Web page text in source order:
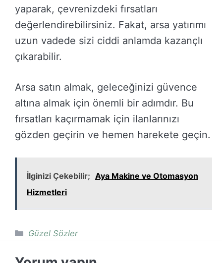
yaparak, çevrenizdeki fırsatları
değerlendirebilirsiniz. Fakat, arsa yatırımı
uzun vadede sizi ciddi anlamda kazançlı
çıkarabilir.
Arsa satın almak, geleceğinizi güvence
altına almak için önemli bir adımdır. Bu
fırsatları kaçırmamak için ilanlarınızı
gözden geçirin ve hemen harekete geçin.
İlginizi Çekebilir; Aya Makine ve Otomasyon
Hizmetleri
Kategoriler
Güzel Sözler